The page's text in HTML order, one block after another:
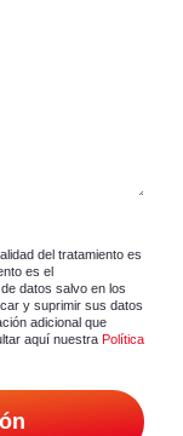
del tratamiento es
es el
datos salvo en los
y suprimir sus datos
adicional que
aquí nuestra Política